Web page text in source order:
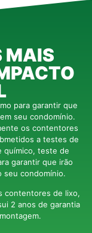
MAIS
para garantir que
seu condomínio.
os contentores
a testes de
químico, teste de
garantir que irão
seu condomínio.
contentores de lixo,
2 anos de garantia